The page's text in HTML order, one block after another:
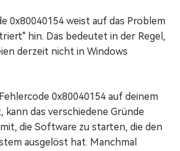
0x80040154 weist auf das Problem
hin. Das bedeutet in der Regel,
derzeit nicht in Windows
0x80040154 auf deinem
das verschiedene Gründe
die Software zu starten, die den
ausgelöst hat. Manchmal